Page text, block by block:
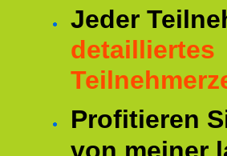
Jeder
detailliertes
Profitieren